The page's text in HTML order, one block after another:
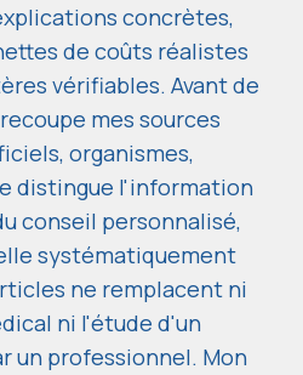
concrètes,
de coûts réalistes
vérifiables. Avant de
mes sources
organismes,
distingue l'information
conseil personnalisé,
systématiquement
ne remplacent ni
ni l'étude d'un
un professionnel. Mon